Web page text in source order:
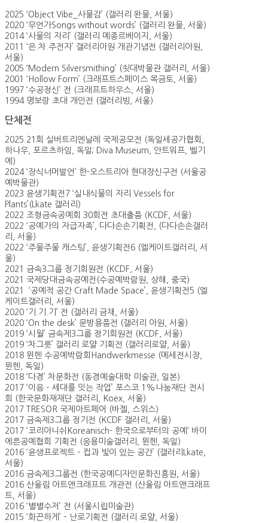
2025 ‘Object Vibe_사물감’ (갤러리 완물, 서울)
2020 ‘무언가Songs without words’ (갤러리 완물, 서울)
2014 ‘사물의 자리’ (갤러리 메종르베이지, 서울)
2011 ‘은.차.주전자’ 갤러리아원 개관기념전 (갤러리아원,
서울)
2005 ‘Modern Silversmithing’ (쇳대박물관 갤러리, 서울)
2001 ‘Hollow Form’ (크래프트스페이스 목금토, 서울)
1997 ‘수공정신’ 전 (크래프트하우스, 서울)
1994 명보랑 초대 개인전 (갤러리빙, 서울)
단체전
2025 21회 실버트리엔날레 국제공모전 (독일세공가협회,
하나우, 포르츠하임, 독일; Diva Museum, 안트워프, 벨기
에)
2024 ‘장식너머발언’ 한-오스트리아 현대장신구전 (서울공
예박물관)
2023 윤생기획전7 ‘실내식물의 자리 Vessels for
Plants’(Lkate 갤러리)
2022 조형금속공예회 30회전 초대출품 (KCDF, 서울)
2022 ‘공예가의 자급자족’, 다다손손기획전, (다다손손갤러
리, 서울)
2022 ‘주물주물 캐스팅’, 윤생기획전6 (엘케이트갤러리, 서
울)
2021 금속3그룹 정기회원전 (KCDF, 서울)
2021 국제당대금속공예전(수공예박람원, 상해, 중국)
2021 ‘공예적 공간 Craft Made Space’, 윤생기획전5 (엘
케이트갤러리, 서울)
2020 ‘기.기.기’ 전 (갤러리 금채, 서울)
2020 ‘On the desk’ 문방용품전 (갤러리 아원, 서울)
2019 ‘시월’ 금속제3그룹 정기회원전 (KCDF, 서울)
2019 ‘차그릇’ 갤러리 로얄 기획전 (갤러리로얄, 서울)
2018 뮌헨 수공예박람회Handwerkmesse (메세전시장,
뮌헨, 독일)
2018 ‘다경’ 차문화전 (동경예술대학 미술관, 일본)
2017 ‘이음 – 세대를 잇는 작업’ 포스코 1%나눔재단 전시
회 (한국문화재재단 갤러리, Koex, 서울)
2017 TRESOR 국제아트페어 (바젤, 스위스)
2017 금속제3그룹 정기전 (KCDF 갤러리, 서울)
2017 ‘코리아니쉬Koreanisch- 한국으로부터의 공예‘ 바이
에른공예협회 기획전 (응용미술갤러리, 뮌헨, 독일)
2016 ‘윤생프로젝트 – 컵과 빛이 있는 공간’ (갤러리Lkate,
서울)
2016 금속제3그룹전 (한국공예디자인문화진흥원, 서울)
2016 산울림 아트앤크래프트 개관전 (산울림 아트앤크래프
트, 서울)
2016 ‘별별수저’ 전 (서울시립미술관)
2015 ‘화끈하게’ – 난로기획전 (갤러리 로얄, 서울)